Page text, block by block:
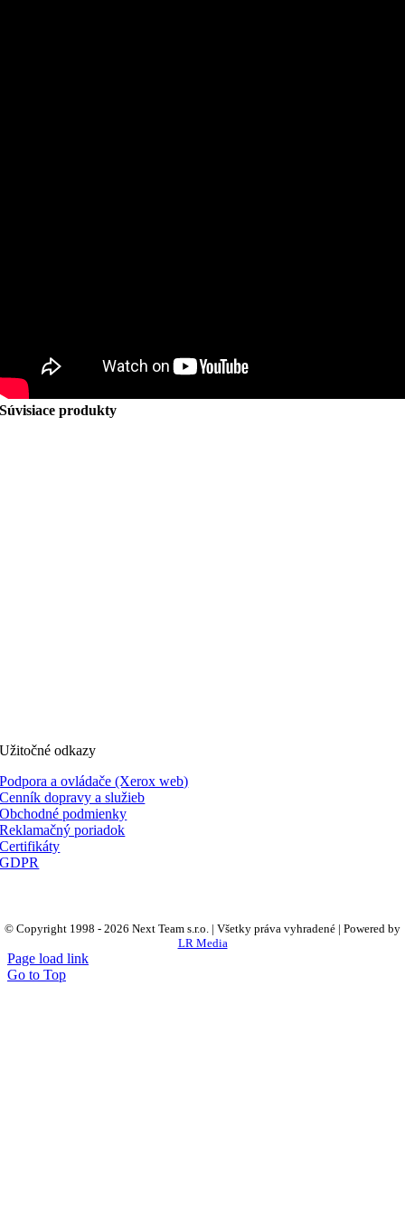
Súvisiace produkty
Užitočné odkazy
Podpora a ovládače (Xerox web)
Cenník dopravy a služieb
Obchodné podmienky
Reklamačný poriadok
Certifikáty
GDPR
© Copyright 1998 - 2026 Next Team s.r.o. | Všetky práva vyhradené | Powered by
LR Media
Page load link
Go to Top